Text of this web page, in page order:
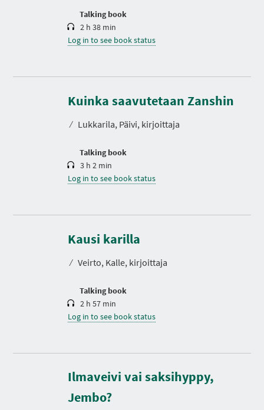
Talking book
2 h 38 min
Log in to see book status
Kuinka saavutetaan Zanshin
⁄ Lukkarila, Päivi, kirjoittaja
Talking book
D
r
a
i
3 h 2 min
Log in to see book status
Kausi karilla
⁄ Veirto, Kalle, kirjoittaja
Talking book
D
r
a
i
2 h 57 min
Log in to see book status
Ilmaveivi vai saksihyppy,
Jembo?
D
u
r
a